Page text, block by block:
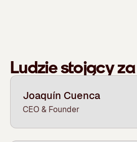
Ludzie stojący
Joaquín Cuenca
CEO & Founder